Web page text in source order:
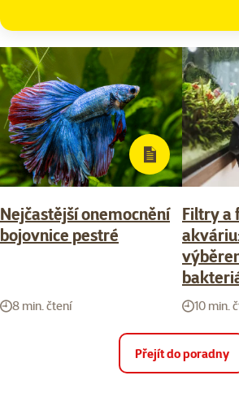
Nejčastější onemocnění
bojovnice pestré
8 min. čtení
Filtry a
10 min.
Přejít do poradny